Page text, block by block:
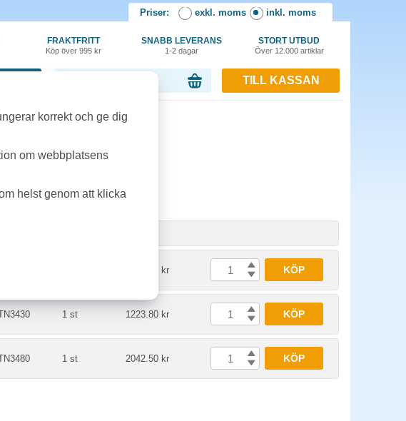
Priser: exkl. moms inkl. moms
FRAKTFRITT
Köp över 995 kr
SNABB LEVERANS
1-2 dagar
STORT UTBUD
Över 12.000 artiklar
TILL KASSAN
online
2448.80 kr KÖP
1 st 1223.80 kr KÖP
1 st 2042.50 kr KÖP
korrekt och ge dig
om webbplatsens
helst genom att klicka